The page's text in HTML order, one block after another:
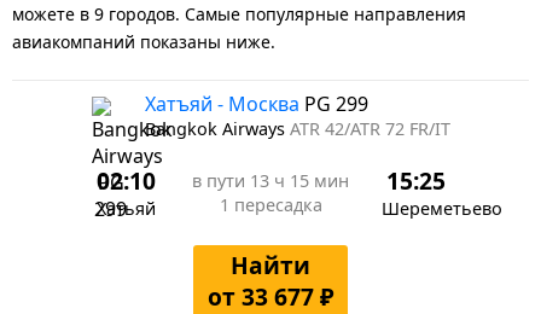
можете в 9 городов. Самые популярные направления
авиакомпаний показаны ниже.
Хатъяй - Москва PG 299
Bangkok Airways ATR 42/ATR 72 FR/IT
02:10
Хатьяй
в пути 13 ч 15 мин
1 пересадка
15:25
Шереметьево
Найти
от 33 677 ₽